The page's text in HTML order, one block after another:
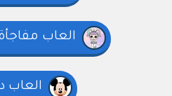
العاب
العاب